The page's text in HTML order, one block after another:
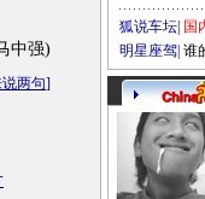
中强)
两句]
狐说车坛 国
明星座驾 谁